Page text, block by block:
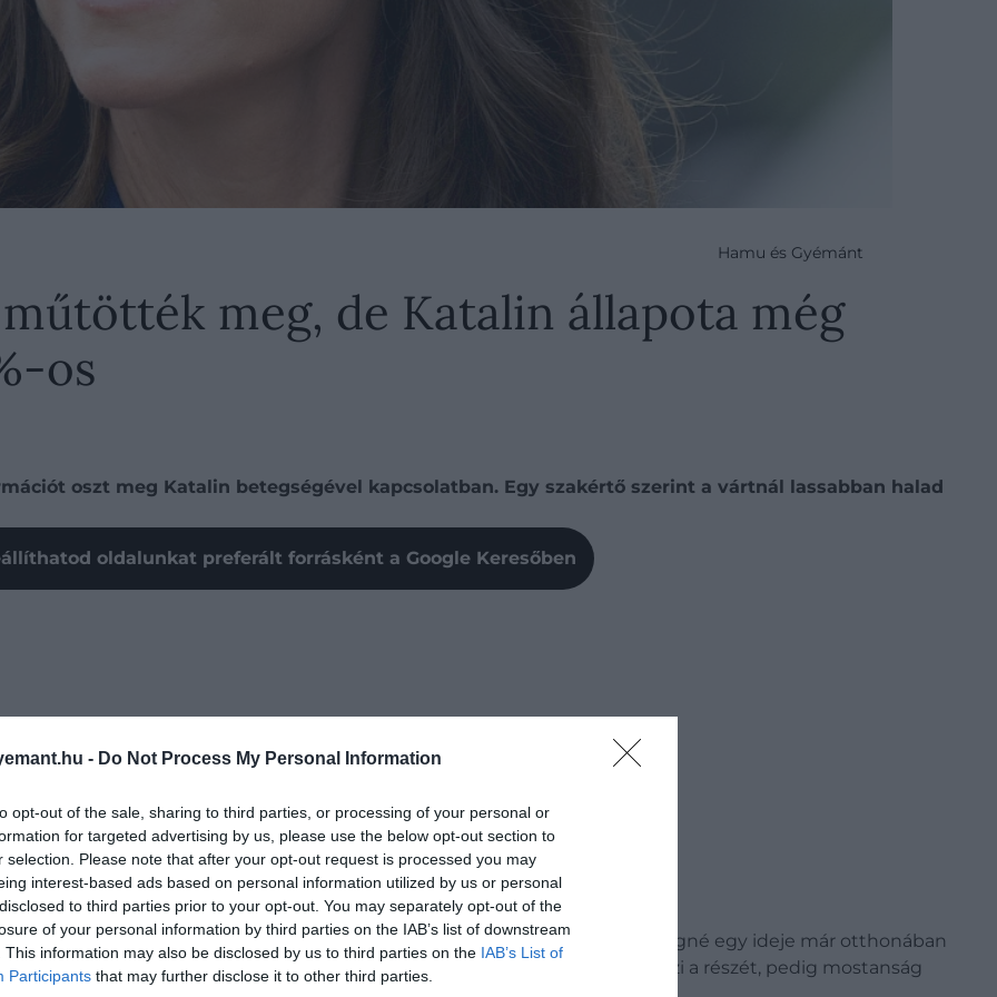
- Do Not Process My Personal Information
opt-out of the sale, sharing to third parties, or processing of your personal or
for targeted advertising by us, please use the below opt-out section to
selection. Please note that after your opt-out request is processed you may
interest-based ads based on personal information utilized by us or personal
to third parties prior to your opt-out. You may separately opt-out of the
of your personal information by third parties on the IAB’s list of downstream
This information may also be disclosed by us to third parties on the IAB’s List of
Participants that may further disclose it to other third parties.
Hamu és Gyémánt
meg, de Katalin állapota még
os
oszt meg Katalin betegségével kapcsolatban. Egy szakértő szerint a vártnál lassabban halad
oldalunkat preferált forrásként a Google Keresőben
rejtélyes hasi műtétje. Ahogy arról mi is beszámoltunk, a walesi hercegné egy ideje már otthonában
a gyors felépüléséért. Az otthoni teendőkből férje,
is kiveszi a részét, pedig mostanság